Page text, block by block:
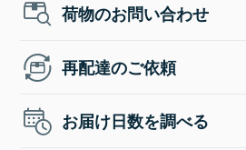
荷物のお問い合わせ
再配達のご依頼
お届け日数を調べる